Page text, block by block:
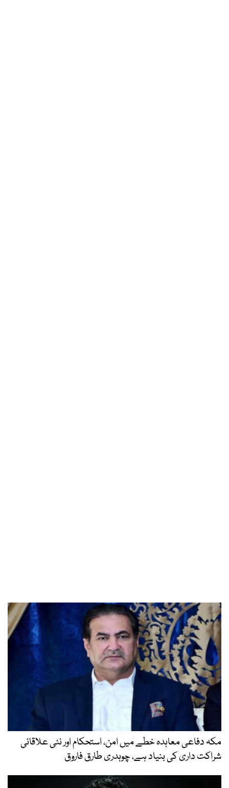
مکہ دفاعی معاہدہ خطے میں امن، استحکام اور نئی علاقائی
شراکت داری کی بنیاد ہے، چوہدری طارق فاروق